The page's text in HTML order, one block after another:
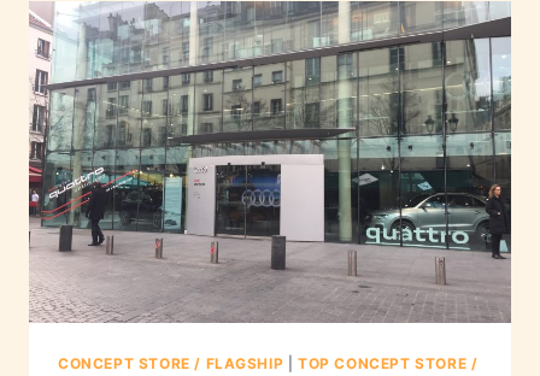
CONCEPT STORE / FLAGSHIP |TOP CONCEPT STORE /